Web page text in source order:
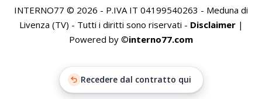
INTERNO77 © 2026 - P.IVA IT 04199540263 - Meduna di
Livenza (TV) - Tutti i diritti sono riservati - Disclaimer|
Powered by ©interno77.com
Recedere dal contratto qui